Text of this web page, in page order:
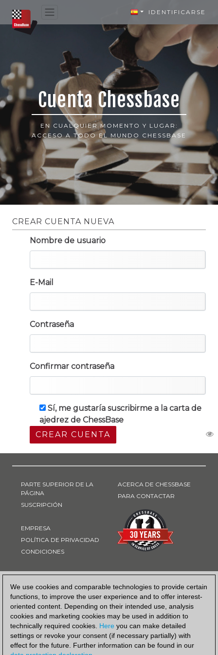
We use cookies and comparable technologies to provide certain
functions, to improve the user experience and to offer interest-
oriented content. Depending on their intended use, analysis
cookies and marketing cookies may be used in addition to
technically required cookies. Here you can make detailed
settings or revoke your consent (if necessary partially) with
effect for the future. Further information can be found in our
IDENTIFICARSE
Cuenta Chessbase
EN CUALQUIER MOMENTO Y LUGAR:
ACCESO A TODO EL MUNDO CHESSBASE
CREAR CUENTA NUEVA
Nombre de usuario
E-Mail
Contraseña
Confirmar contraseña
Sí, me gustaría suscribirme a la carta de
ajedrez de ChessBase
CREAR CUENTA
PARTE SUPERIOR DE LA
PÁGINA
SUSCRIPCIÓN
EMPRESA
POLÍTICA DE PRIVACIDAD
CONDICIONES
ACERCA DE CHESSBASE
PARA CONTACTAR
FORMA DE PAGO